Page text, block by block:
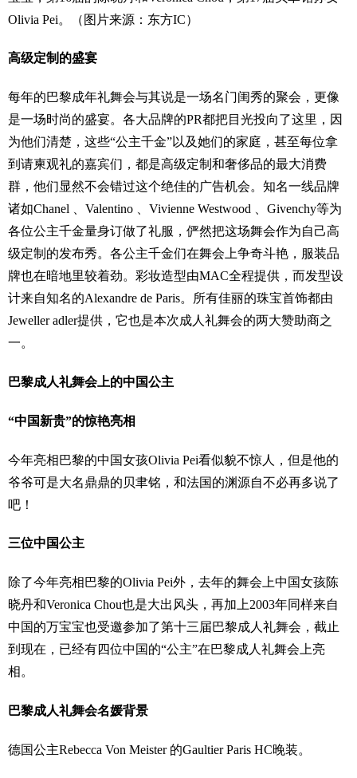
Olivia Pei。（图片来源：东方IC）
高级定制的盛宴
每年的巴黎成年礼舞会与其说是一场名门闺秀的聚会 ，更像
是一场时尚的盛宴。各大品牌的PR都把目光投向了这里，因
为他们清楚，这些“公主千金”以及她们的家庭，甚至每位拿
到请柬观礼的嘉宾们，都是高级定制和奢侈品的最大消费
群，他们显然不会错过这个绝佳的广告机会。知名一线品牌
诸如Chanel 、Valentino 、Vivienne Westwood 、 Givenchy等为
各位公主千金量身订做了礼服，俨然把这场舞会作为自己高
级定制的发布秀。各公主千金们在舞会上争奇斗艳，服装品
牌也在暗地里较着劲。彩妆造型由MAC全程提供，而发型设
计来自知名的Alexandre de Paris。所有佳丽的珠宝首饰都由
Jeweller adler提供，它也是本次成人礼舞会的两大赞助商之
一。
巴黎成人礼舞会上的中国公主
“中国新贵”的惊艳亮相
今年亮相巴黎的中国女孩Olivia Pei看似貌不惊人，但是他的
爷爷可是大名鼎鼎的贝聿铭，和法国的渊源自不必再多说了
吧！
三位中国公主
除了今年亮相巴黎的Olivia Pei外，去年的舞会上中国女孩陈
晓丹和Veronica Chou也是大出风头，再加上2003年同样来自
中国的万宝宝也受邀参加了第十三届巴黎成人礼舞会，截止
到现在，已经有四位中国的“公主”在巴黎成人礼舞会上亮
相。
巴黎成人礼舞会名媛背景
德国公主Rebecca Von Meister 的Gaultier Paris HC晚装。